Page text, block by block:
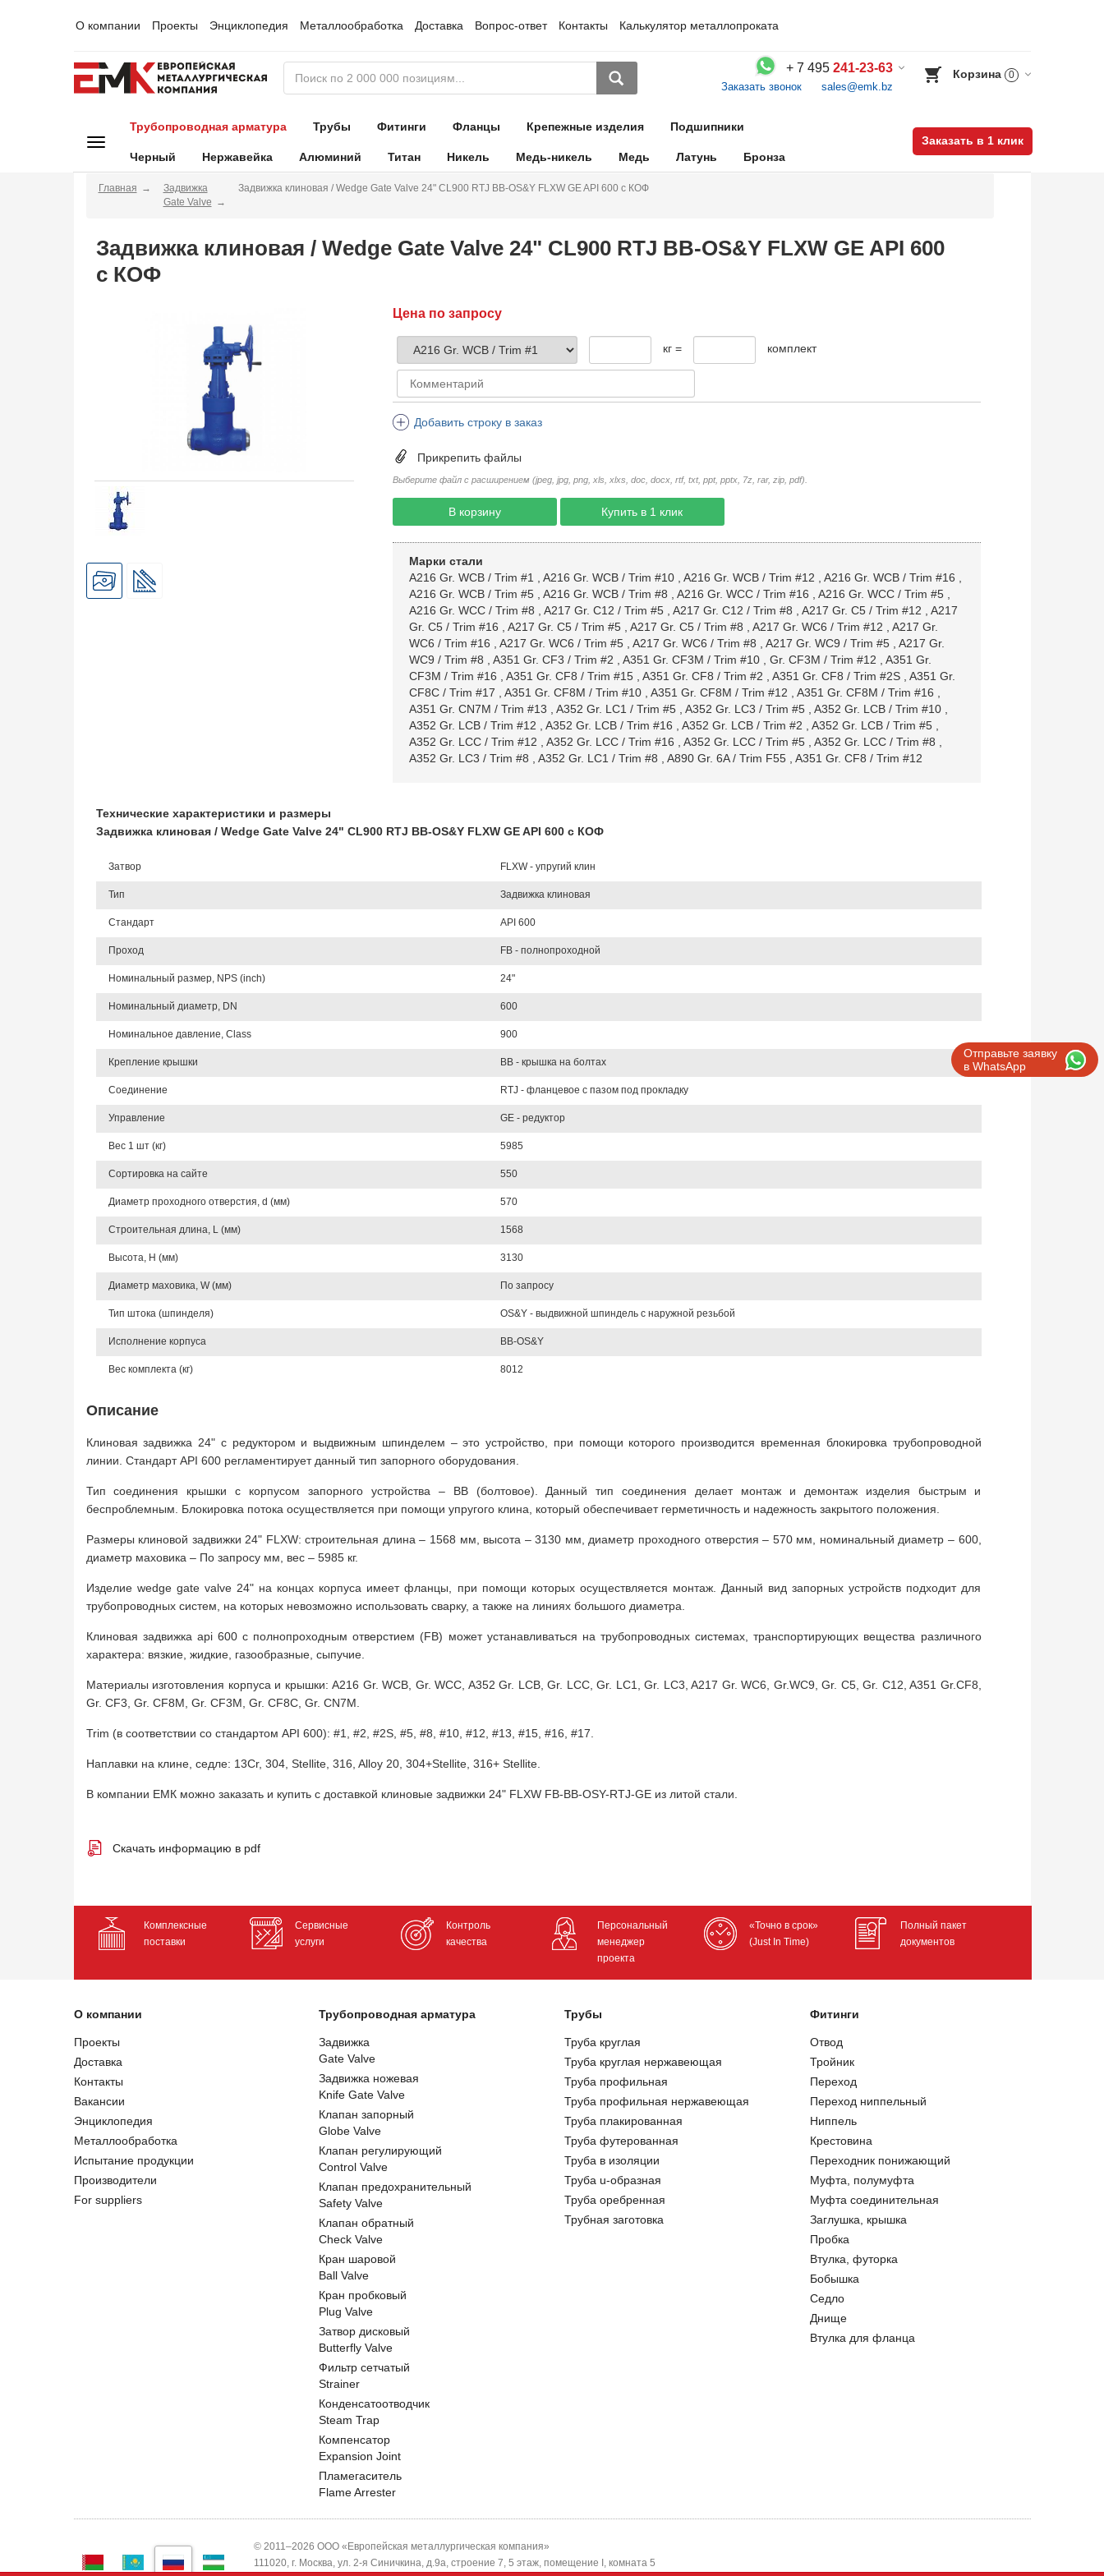
О компании Проекты Энциклопедия Металлообработка Доставка Вопрос-ответ Контакты Калькулятор металлопроката
+ 7 495 241-23-63
Заказать звонок sales@emk.bz
Корзина 0
Трубопроводная арматура Трубы Фитинги Фланцы Крепежные изделия Подшипники
Черный Нержавейка Алюминий Титан Никель Медь-никель Медь Латунь Бронза
Заказать в 1 клик
Отправьте заявку
в WhatsApp
Главная
Задвижка
Gate Valve
Задвижка клиновая / Wedge Gate Valve 24" CL900 RTJ BB-OS&Y FLXW GE API 600 с КОФ
Задвижка клиновая / Wedge Gate Valve 24" CL900 RTJ BB-OS&Y FLXW GE API 600
с КОФ
Цена по запросу
кг = комплект
Добавить строку в заказ
Прикрепить файлы
Выберите файл с расширением (jpeg, jpg, png, xls, xlxs, doc, docx, rtf, txt, ppt, pptx, 7z, rar, zip, pdf).
В корзину Купить в 1 клик
Марки стали
A216 Gr. WCB / Trim #1
A216 Gr. WCB / Trim #10, A216 Gr. WCB / Trim #12 A216 Gr. WCB / Trim #16
A216 Gr. WCB / Trim #5, A216 Gr. WCB / Trim #8 A216 Gr. WCC / Trim #16 A216 Gr. WCC / Trim #5,
A216 Gr. WCC / Trim #8
A217 Gr. C12 / Trim #5, A217 Gr. C12 / Trim #8 A217 Gr. C5 / Trim #12
A217
Gr. C5 / Trim #16
A217 Gr. C5 / Trim #5, A217 Gr. C5 / Trim #8 A217 Gr. WC6 / Trim #12
A217 Gr.
WC6 / Trim #16
A217 Gr. WC6 / Trim #5, A217 Gr. WC6 / Trim #8 A217 Gr. WC9 / Trim #5, A217 Gr.
WC9 / Trim #8
A351 Gr. CF3 / Trim #2 A351 Gr. CF3M / Trim #10, Gr. CF3M / Trim #12
A351 Gr.
CF3M / Trim #16
A351 Gr. CF8 / Trim #15, A351 Gr. CF8 / Trim #2 A351 Gr. CF8 / Trim #2S, A351 Gr.
CF8C / Trim #17
A351 Gr. CF8M / Trim #10, A351 Gr. CF8M / Trim #12 A351 Gr. CF8M / Trim #16
A351 Gr. CN7M / Trim #13
A352 Gr. LC1 / Trim #5, A352 Gr. LC3 / Trim #5, A352 Gr. LCB / Trim #10,
A352 Gr. LCB / Trim #12
A352 Gr. LCB / Trim #16 A352 Gr. LCB / Trim #2 A352 Gr. LCB / Trim #5,
A352 Gr. LCC / Trim #12
A352 Gr. LCC / Trim #16 A352 Gr. LCC / Trim #5, A352 Gr. LCC / Trim #8
A352 Gr. LC3 / Trim #8
A352 Gr. LC1 / Trim #8 A890 Gr. 6A / Trim F55, A351 Gr. CF8 / Trim #12
Технические характеристики и размеры
Задвижка клиновая / Wedge Gate Valve 24" CL900 RTJ BB-OS&Y FLXW GE API 600 с КОФ
Затвор FLXW - упругий клин
Тип Задвижка клиновая
Стандарт API 600
Проход FB - полнопроходной
Номинальный размер, NPS (inch) 24"
Номинальный диаметр, DN 600
Номинальное давление, Class 900
Крепление крышки BB - крышка на болтах
Соединение RTJ - фланцевое с пазом под прокладку
Управление GE - редуктор
Вес 1 шт (кг) 5985
Сортировка на сайте 550
Диаметр проходного отверстия, d (мм) 570
Строительная длина, L (мм) 1568
Высота, Н (мм) 3130
Диаметр маховика, W (мм) По запросу
Тип штока (шпинделя) OS&Y - выдвижной шпиндель с наружной резьбой
Исполнение корпуса BB-OS&Y
Вес комплекта (кг) 8012
Описание
Клиновая задвижка 24" с редуктором и выдвижным шпинделем – это устройство, при помощи которого производится временная блокировка трубопроводной
линии. Стандарт API 600 регламентирует данный тип запорного оборудования.
Тип соединения крышки с корпусом запорного устройства – BB (болтовое). Данный тип соединения делает монтаж и демонтаж изделия быстрым и
беспроблемным. Блокировка потока осуществляется при помощи упругого клина, который обеспечивает герметичность и надежность закрытого положения.
Размеры клиновой задвижки 24" FLXW: строительная длина – 1568 мм, высота – 3130 мм, диаметр проходного отверстия – 570 мм, номинальный диаметр – 600,
диаметр маховика – По запросу мм, вес – 5985 кг.
Изделие wedge gate valve 24" на концах корпуса имеет фланцы, при помощи которых осуществляется монтаж. Данный вид запорных устройств подходит для
трубопроводных систем, на которых невозможно использовать сварку, а также на линиях большого диаметра.
Клиновая задвижка api 600 с полнопроходным отверстием (FB) может устанавливаться на трубопроводных системах, транспортирующих вещества различного
характера: вязкие, жидкие, газообразные, сыпучие.
Материалы изготовления корпуса и крышки: A216 Gr. WCB, Gr. WCC, A352 Gr. LCB, Gr. LCC, Gr. LC1, Gr. LC3, A217 Gr. WC6, Gr.WC9, Gr. C5, Gr. C12, A351 Gr.CF8,
Gr. CF3, Gr. CF8M, Gr. CF3M, Gr. CF8C, Gr. CN7M.
Trim (в соответствии со стандартом API 600): #1, #2, #2S, #5, #8, #10, #12, #13, #15, #16, #17.
Наплавки на клине, седле: 13Cr, 304, Stellite, 316, Alloy 20, 304+Stellite, 316+ Stellite.
В компании ЕМК можно заказать и купить с доставкой клиновые задвижки 24" FLXW FB-BB-OSY-RTJ-GE из литой стали.
Скачать информацию в pdf
Комплексные
поставки
Сервисные
услуги
Контроль
качества
Персональный
менеджер
проекта
«Точно в срок»
(Just In Time)
Полный пакет
документов
О компании
Проекты
Доставка
Контакты
Вакансии
Энциклопедия
Металлообработка
Испытание продукции
Производители
For suppliers
Трубопроводная арматура
Задвижка
Gate Valve
Задвижка ножевая
Knife Gate Valve
Клапан запорный
Globe Valve
Клапан регулирующий
Control Valve
Клапан предохранительный
Safety Valve
Клапан обратный
Check Valve
Кран шаровой
Ball Valve
Кран пробковый
Plug Valve
Затвор дисковый
Butterfly Valve
Фильтр сетчатый
Strainer
Конденсатоотводчик
Steam Trap
Компенсатор
Expansion Joint
Пламегаситель
Flame Arrester
Трубы
Труба круглая
Труба круглая нержавеющая
Труба профильная
Труба профильная нержавеющая
Труба плакированная
Труба футерованная
Труба в изоляции
Труба u-образная
Труба оребренная
Трубная заготовка
Фитинги
Отвод
Тройник
Переход
Переход ниппельный
Ниппель
Крестовина
Переходник понижающий
Муфта, полумуфта
Муфта соединительная
Заглушка, крышка
Пробка
Втулка, футорка
Бобышка
Седло
Днище
Втулка для фланца
© 2011–2026 ООО «Европейская металлургическая компания»
111020, г. Москва, ул. 2-я Синичкина, д.9а, строение 7, 5 этаж, помещение I, комната 5